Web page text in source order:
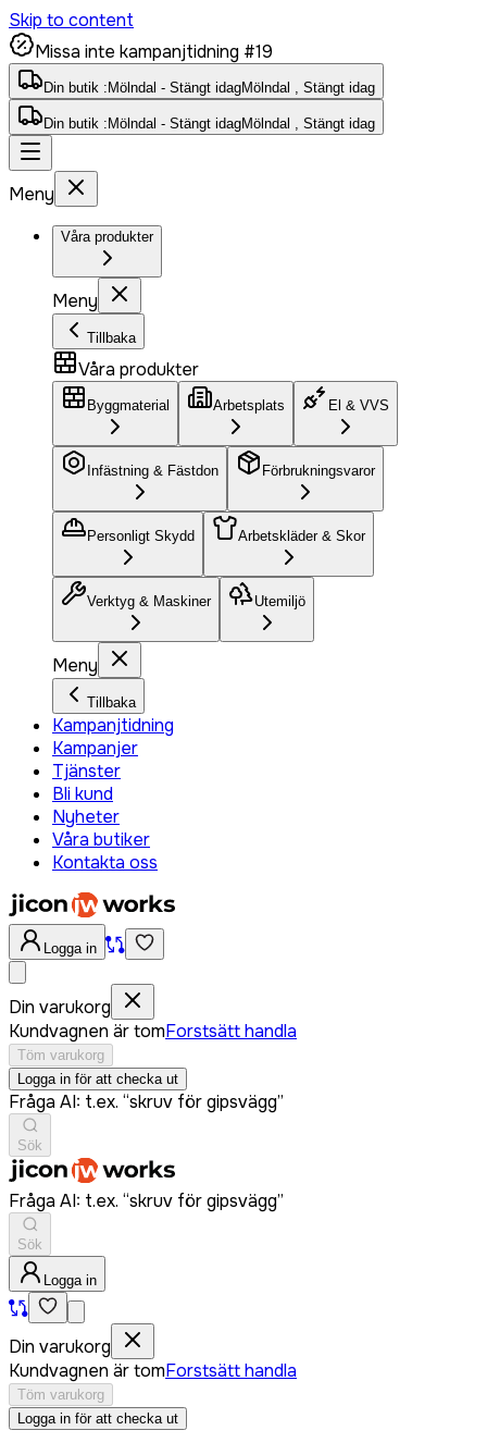
Skip to content
Missa inte kampanjtidning #19
Din butik : Mölndal - Stängt idagMölndal , Stängt idag
Din butik : Mölndal - Stängt idagMölndal , Stängt idag
Meny
Våra produkter
Meny
Tillbaka
Våra produkter
Byggmaterial Arbetsplats El & VVS
Infästning & Fästdon Förbrukningsvaror
Personligt Skydd Arbetskläder & Skor
Verktyg & Maskiner Utemiljö
Meny
Tillbaka
Kampanjtidning
Kampanjer
Tjänster
Bli kund
Nyheter
Våra butiker
Kontakta oss
Logga in
Din varukorg
Kundvagnen är tomForstsätt handla
Töm varukorg
Logga in för att checka ut
Fråga AI: t.ex. “skruv för gipsvägg”
Sök
Fråga AI: t.ex. “skruv för gipsvägg”
Sök
Logga in
Din varukorg
Kundvagnen är tomForstsätt handla
Töm varukorg
Logga in för att checka ut